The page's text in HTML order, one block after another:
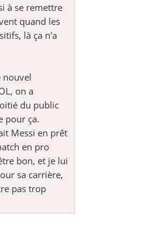
à se remettre
quand les
là ça n'a
nouvel
on a
du public
pour ça.
Messi en prêt
en pro
bon, et je lui
sa carrière,
pas trop